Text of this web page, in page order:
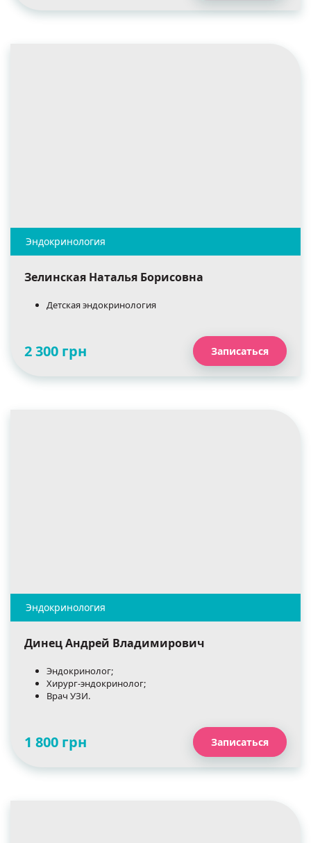
Зелинская Наталья Борисовна
Детская эндокринология
2 300 грн Записаться
Динец Андрей Владимирович
Эндокринолог;
Хирург-эндокринолог;
Врач УЗИ.
1 800 грн Записаться